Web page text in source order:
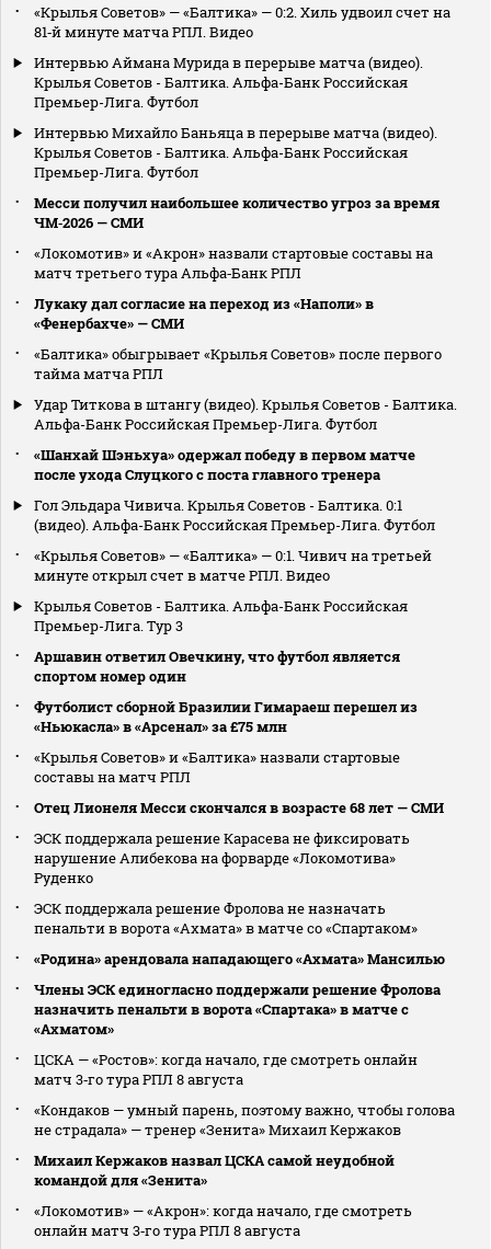
«Крылья Советов» — «Балтика» — 0:2. Хиль удвоил счет на
81‑й минуте матча РПЛ. Видео
Интервью Аймана Мурида в перерыве матча (видео).
Крылья Советов - Балтика. Альфа-Банк Российская
Премьер-Лига. Футбол
Интервью Михайло Баньяца в перерыве матча (видео).
Крылья Советов - Балтика. Альфа-Банк Российская
Премьер-Лига. Футбол
Месси получил наибольшее количество угроз за время
ЧМ‑2026 — СМИ
«Локомотив» и «Акрон» назвали стартовые составы на
матч третьего тура Альфа‑Банк РПЛ
Лукаку дал согласие на переход из «Наполи» в
«Фенербахче» — СМИ
«Балтика» обыгрывает «Крылья Советов» после первого
тайма матча РПЛ
Удар Титкова в штангу (видео). Крылья Советов - Балтика.
Альфа-Банк Российская Премьер-Лига. Футбол
«Шанхай Шэньхуа» одержал победу в первом матче
после ухода Слуцкого с поста главного тренера
Гол Эльдара Чивича. Крылья Советов - Балтика. 0:1
(видео). Альфа-Банк Российская Премьер-Лига. Футбол
«Крылья Советов» — «Балтика» — 0:1. Чивич на третьей
минуте открыл счет в матче РПЛ. Видео
Крылья Советов - Балтика. Альфа-Банк Российская
Премьер-Лига. Тур 3
Аршавин ответил Овечкину, что футбол является
спортом номер один
Футболист сборной Бразилии Гимараеш перешел из
«Ньюкасла» в «Арсенал» за £75 млн
«Крылья Советов» и «Балтика» назвали стартовые
составы на матч РПЛ
Отец Лионеля Месси скончался в возрасте 68 лет — СМИ
ЭСК поддержала решение Карасева не фиксировать
нарушение Алибекова на форварде «Локомотива»
Руденко
ЭСК поддержала решение Фролова не назначать
пенальти в ворота «Ахмата» в матче со «Спартаком»
«Родина» арендовала нападающего «Ахмата» Мансилью
Члены ЭСК единогласно поддержали решение Фролова
назначить пенальти в ворота «Спартака» в матче с
«Ахматом»
ЦСКА — «Ростов»: когда начало, где смотреть онлайн
матч 3‑го тура РПЛ 8 августа
«Кондаков — умный парень, поэтому важно, чтобы голова
не страдала» — тренер «Зенита» Михаил Кержаков
Михаил Кержаков назвал ЦСКА самой неудобной
командой для «Зенита»
«Локомотив» — «Акрон»: когда начало, где смотреть
онлайн матч 3‑го тура РПЛ 8 августа